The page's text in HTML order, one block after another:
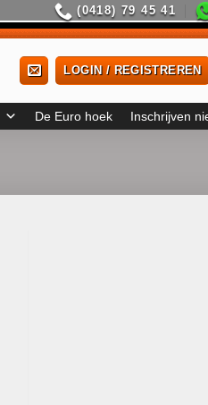
(0418) 79 45 41
LOGIN / REGISTREREN
De Euro hoek Inschrijven